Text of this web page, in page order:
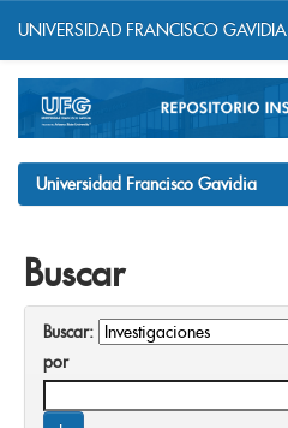
navigation
UNIVERSIDAD FRANCISCO GAVIDIA
Universidad Francisco Gavidia
Buscar
Buscar:
por